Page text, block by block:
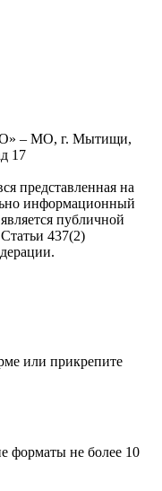
– МО, г. Мытищи,
17
представленная на
информационный
публичной
437(2)
или прикрепите
форматы не более 10